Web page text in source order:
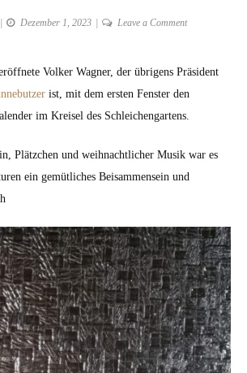
Dezember 1, 2023 Leave a Commenton
Volker Wagner, der übrigens Präsident
ist, mit dem ersten Fenster den
im Kreisel des Schleichengartens.
Plätzchen und weihnachtlicher Musik war es
ein gemütliches Beisammensein und